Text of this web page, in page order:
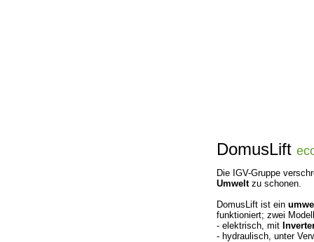
DomusLift
Die IGV-Gruppe
Umweltzu schonen.
DomusLift ist ein
funktioniert; zwei
- elektrisch, mit
- hydraulisch, unter